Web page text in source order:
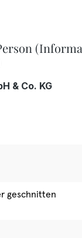
& Co. KG
geschnitten